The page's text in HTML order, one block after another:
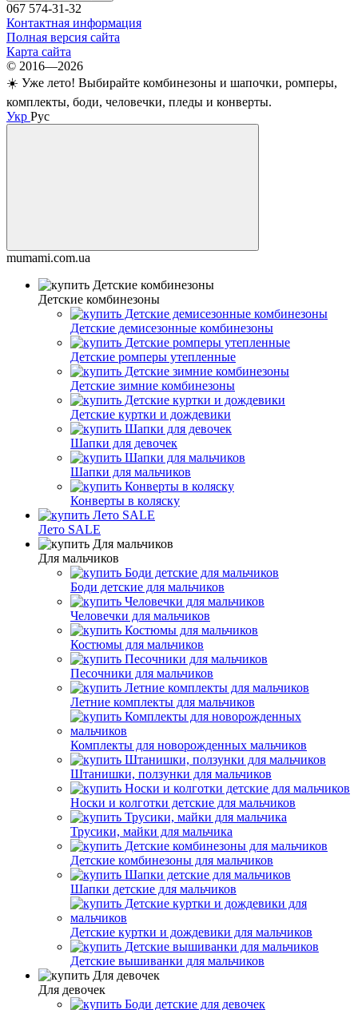
067 574-31-32
Контактная информация
Полная версия сайта
Карта сайта
© 2016—2026
☀️ Уже лето! Выбирайте комбинезоны и шапочки, ромперы,
комплекты, боди, человечки, пледы и конверты.
Укр Рус
mumami.com.ua
Детские комбинезоны
Детские демисезонные комбинезоны
Детские ромперы утепленные
Детские зимние комбинезоны
Детские куртки и дождевики
Шапки для девочек
Шапки для мальчиков
Конверты в коляску
Лето SALE
Для мальчиков
Боди детские для мальчиков
Человечки для мальчиков
Костюмы для мальчиков
Песочники для мальчиков
Летние комплекты для мальчиков
Комплекты для новорожденных мальчиков
Штанишки, ползунки для мальчиков
Носки и колготки детские для мальчиков
Трусики, майки для мальчика
Детские комбинезоны для мальчиков
Шапки детские для мальчиков
Детские куртки и дождевики для мальчиков
Детские вышиванки для мальчиков
Для девочек